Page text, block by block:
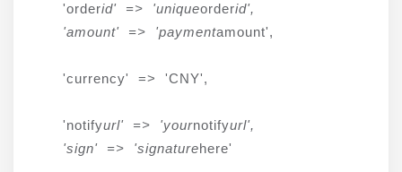
    'order
id' => 'uniqueorderid',
    'amount' => 'payment
amount',
    'currency' => 'CNY',
    'notify
url' => 'yournotifyurl',
    'sign' => 'signature
here'